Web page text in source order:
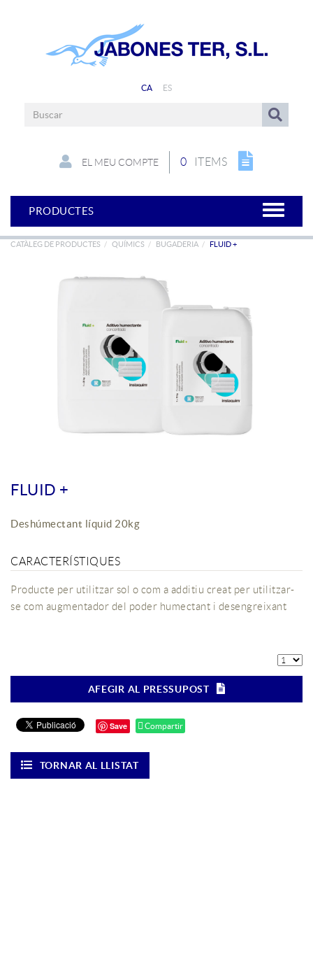
CA ES
0 ITEMS
EL MEU COMPTE
PRODUCTES
CATÀLEG DE PRODUCTES QUÍMICS BUGADERIA FLUID +
FLUID +
Deshúmectant líquid 20kg
CARACTERÍSTIQUES
Producte per utilitzar sol o com a additiu creat per utilitzar-
se com augmentador del poder humectant i desengreixant
AFEGIR AL PRESSUPOST
Save Compartir
TORNAR AL LLISTAT